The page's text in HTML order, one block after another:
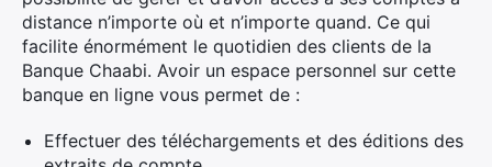
distance n’importe où et n’importe quand. Ce qui
facilite énormément le quotidien des clients de la
Banque Chaabi. Avoir un espace personnel sur cette
banque en ligne vous permet de :
Effectuer des téléchargements et des éditions des
Rechercher
: